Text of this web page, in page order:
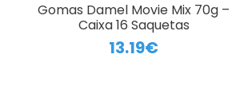
Gomas Damel Movie Mix 70g –
Caixa 16 Saquetas
13.19€